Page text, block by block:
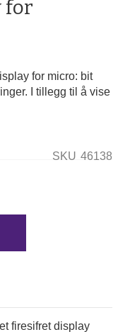
for
for micro: bit
I tillegg til å vise
SKU 46138
firesifret display